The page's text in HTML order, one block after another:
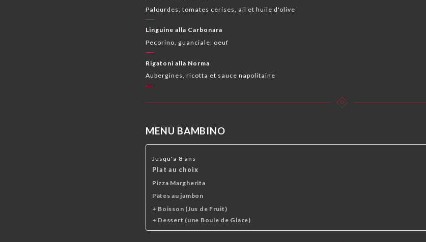
Palourdes, tomates cerises, ail et huile d'olive
Linguine alla Carbonara
Pecorino, guanciale, oeuf
Rigatoni alla Norma
Aubergines, ricotta et sauce napolitaine
MENU BAMBINO
Jusqu'a 8 ans
Plat au choix
Pizza Margherita
Pâtes au jambon
+ Boisson (Jus de Fruit)
+ Dessert (une Boule de Glace)